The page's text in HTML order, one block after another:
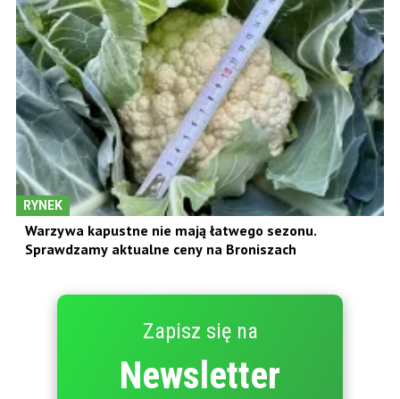
RYNEK
Warzywa kapustne nie mają łatwego sezonu.
Sprawdzamy aktualne ceny na Broniszach
Zapisz się na
Newsletter